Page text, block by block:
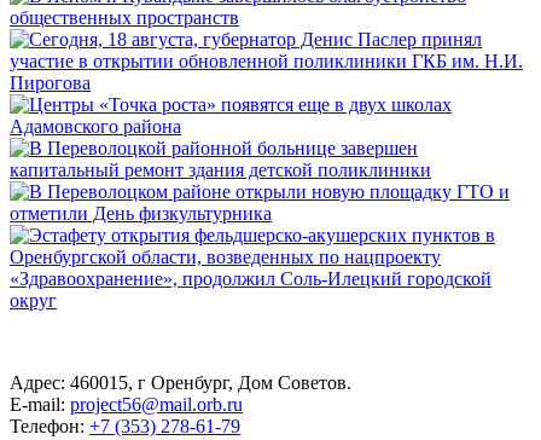
Адрес: 460015, г Оренбург, Дом Советов.
E-mail: project56@mail.orb.ru
Телефон: +7 (353) 278-61-79